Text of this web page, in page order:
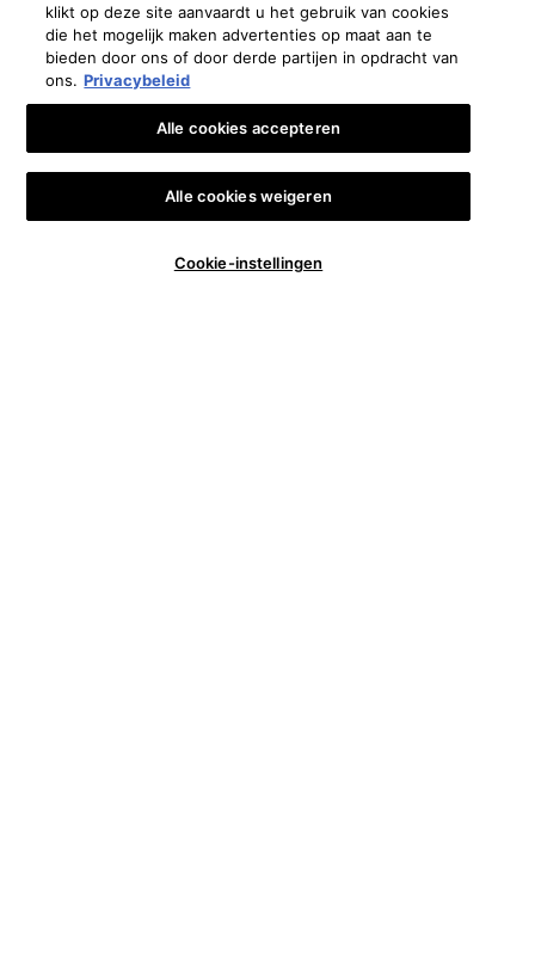
€ 122,00 ― IN WINKELMANDJE
klikt op deze site aanvaardt u het gebruik van cookies
die het mogelijk maken advertenties op maat aan te
bieden door ons of door derde partijen in opdracht van
ons. Privacybeleid
Cookie-instellingen
Alle cookies weigeren
Alle cookies accepteren